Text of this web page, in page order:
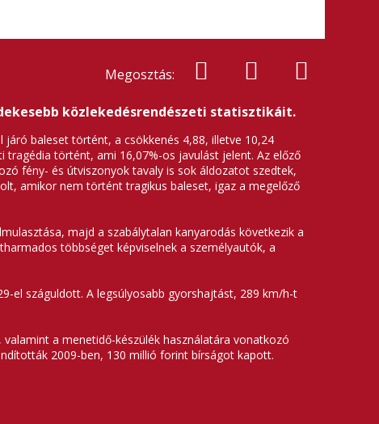
Megosztás:
közlekedésrendészeti statisztikáit.
járó baleset történt, a csökkenés 4,88, illetve 10,24
tragédia történt, ami 16,07%-os javulást jelent. Az előző
fény- és útviszonyok tavaly is sok áldozatot szedtek,
amikor nem történt tragikus baleset, igaz a megelőző
majd a szabálytalan kanyarodás következik a
többséget képviselnek a személyautók, a
el száguldott. A legsúlyosabb gyorshajtást, 289 km/h-t
a menetidő-készülék használatára vonatkozó
2009-ben, 130 millió forint bírságot kapott.